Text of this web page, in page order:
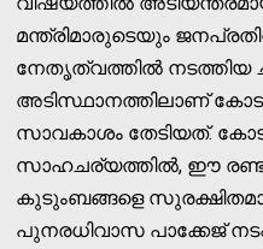
മന്ത്രിമാരുടെയും
നേതൃത്വത്തിൽ നടത്തിയ
അടിസ്ഥാനത്തിലാണ്
സാവകാശം തേടിയത്.
സാഹചര്യത്തിൽ, ഈ
കുടുംബങ്ങളെ
പുനരധിവാസ പാക്കേജ്